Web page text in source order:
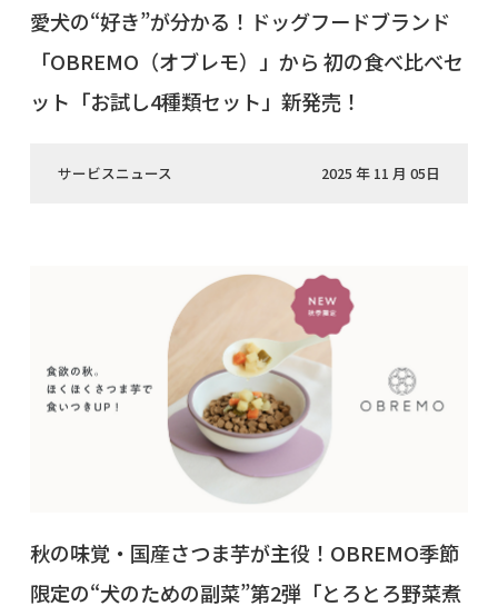
愛犬の“好き”が分かる！ドッグフードブランド
「OBREMO（オブレモ）」から 初の食べ比べセ
ット「お試し4種類セット」新発売！
サービスニュース 2025 年 11 月 05日
秋の味覚・国産さつま芋が主役！OBREMO季節
限定の“犬のための副菜”第2弾「とろとろ野菜煮